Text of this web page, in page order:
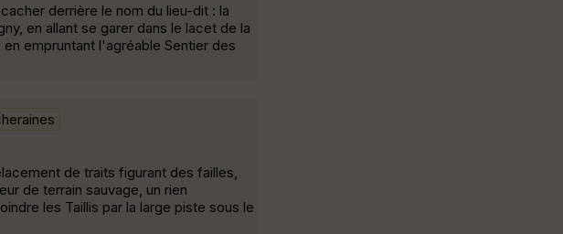
derrière le nom du lieu-dit : la
en allant se garer dans le lacet de la
empruntant l'agréable Sentier des
de traits figurant des failles,
de terrain sauvage, un rien
les Taillis par la large piste sous le